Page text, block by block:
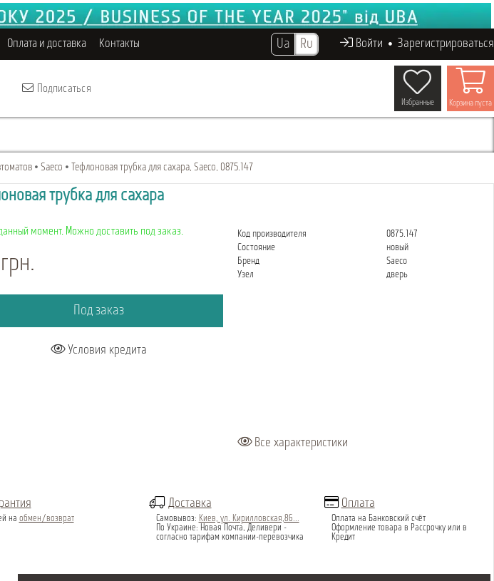
Войти Зарегистрироваться
Ua Ru
Оплата и доставка Контакты
Подписаться
Корзина пуста
Избранные
Saeco Тефлоновая трубка для сахара, Saeco, 0875.147
трубка для сахара
момент. Можно доставить под заказ.
Под заказ
Условия кредита
Код производителя
0875.147
Состояние
новый
Бренд
Saeco
Узел
дверь
Все характеристики
на обмен/возврат
Доставка
Самовывоз: Киев, ул. Кирилловская,86...
По Украине: Новая Почта, Деливери -
согласно тарифам компании-перевозчика
Оплата
Оплата на Банковский счёт
Оформление товара в Рассрочку или в
Кредит